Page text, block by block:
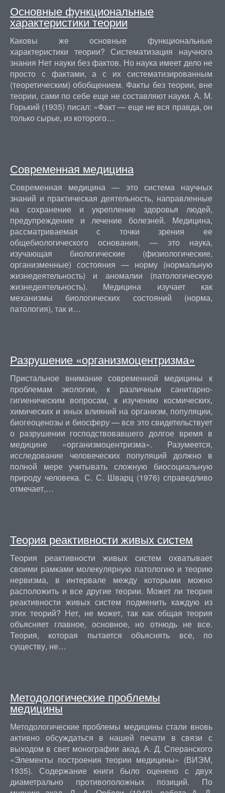
Основные функциональные
характеристики теории
Каковы же основные функциональные
характеристики теории? Систематизация научного
знания Нет науки без фактов. Но наука имеет дело не
просто с фактами, а с их систематизированным
(теоретическим) обобщением. Факты без теории, вне
теории, сами по себе еще не составляют науки. А. М.
Горький (1935) писал: «Факт — еще не вся правда, он
только сырье, из которого…
Современная медицина
Современная медицина — это система научных
знаний и практическая деятельность, направленные
на сохранение и укрепление здоровья людей,
предупреждение и лечение болезней. Медицина,
рассматриваемая с точки зрения ее
общебиологического основания, — это наука,
изучающая биологические (физиологические,
организменные) состояния — норму (нормальную
жизнедеятельность) и аномалии (патологическую
жизнедеятельность). Медицина изучает как
механизмы биологических состояний (норма,
патология), так и…
Разрушение «организмоцентризма»
Пристальное внимание современной медицины к
проблемам экологии, к различным санитарно-
гигиеническим вопросам, к изучению космических,
химических и иных влияний на организм, популяции,
биогеоценозы и биосферу — все это свидетельствует
о разрушении господствовавшего долгое время в
медицине «организмоцентризма». Разумеется,
исследование человеческих популяций должно в
полной мере учитывать сложную биосоциальную
природу человека. С. С. Шварц (1976) справедливо
отмечает,…
Теория реактивности живых систем
Теория реактивности живых систем охватывает
своими рамками молекулярную патологию и теорию
нервизма, в интервале между которыми можно
расположить и все другие теории. Может ли теория
реактивности живых систем подменить каждую из
этих теорий? Нет, не может, так как общая теория
объясняет главное, основное, но отнюдь не все.
Теория, которая пытается объяснять все, по
существу, не…
Методологические проблемы
медицины
Методологические проблемы медицины стали вновь
активно обсуждаться в нашей печати в связи с
выходом в свет монографии акад. А. Д. Сперанского
«Элементы построения теории медицины» (ВИЭМ,
1935). Содержание книги было оценено с двух
диаметрально противоположных позиций. По